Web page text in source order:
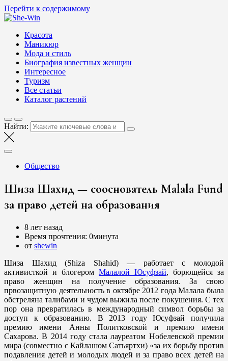
Перейти к содержимому
Блог о женской красоте и здоровье
Красота
Маникюр
Мода и стиль
Биография известных женщин
Интересное
Туризм
Все статьи
Каталог растений
Найти:
Общество
Шиза Шахид — сооснователь Malala Fund
за право детей на образования
8 лет назад
Время прочтения: 0минута
от shewin
Шиза Шахид (Shiza Shahid) — работает с молодой
активисткой и блогером Малалой Юсуфзай, борющейся за
право женщин на получение образования. За свою
првозащитную деятельность в октябре 2012 года Малала была
обстреляна талибами и чудом выжила после покушения. С тех
пор она превратилась в международный символ борьбы за
доступ к образованию. В 2013 году Юсуфзай получила
премию имени Анны Политковской и премию имени
Сахарова. В 2014 году стала лауреатом Нобелевской премии
мира (совместно с Кайлашом Сатьяртхи) «за их борьбу против
подавления детей и молодых людей и за право всех детей на